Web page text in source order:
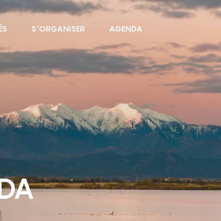
S'ORGANISER AGENDA